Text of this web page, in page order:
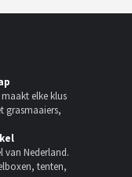
elke klus
grasmaaiers,
Nederland.
tenten,